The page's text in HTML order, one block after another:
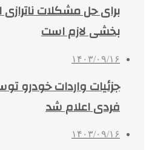
برای حل مشکلات
بخشی لازم است
۱۴۰۳/۰۹/۱۶
جزئیات واردات خودرو
فردی اعلام شد
۱۴۰۳/۰۹/۱۶